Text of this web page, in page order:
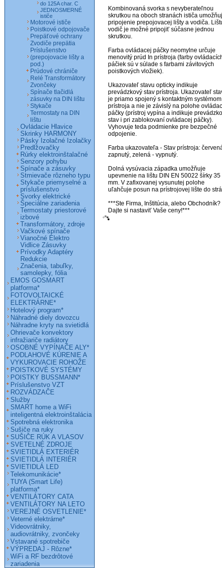
Kombinovaná svorka s nevyberateľnou
skrutkou na oboch stranách ističa
pripojenie prepojovacej lišty a vodiča.
vodič je možné pripojiť súčasne jednou
skrutkou.
Farba ovládacej páčky neomylne určuje
menovitý prúd In prístroja (farby
páčiek sú v súlade s farbami závitových
poistkových vložiek).
Ukazovateľ stavu opticky indikuje
prevádzkový stav prístroja. Ukazovateľ
je priamo spojený s kontaktným systémom
prístroja a nie je závislý na polohe
páčky (prístroj vypína a indikuje
stav i pri zablokovaní ovládacej páčky).
Vyhovuje teda podmienke pre bezpečné
odpojenie.
Farba ukazovateľa - Stav prístroja:
zapnutý, zelená - vypnutý.
Dolná vysúvacia západka umožňuje
upevnenie na lištu DIN EN 50022 šírky 35
mm. V zafixovanej vysunutej polohe
uľahčuje posun na prístrojovej lište do
***Ste Firma, Inštitúcia, alebo Obchodník?
do 125A char. C
JEDNOSMERNÉ
ističe
Motorové ističe
Poistkové odpojovače
Prepäťové ochrany
Zvodiče prepätia
Príslušenstvo
(prepojovacie lišty a
pod.)
Prúdové chrániče
Relé Transformátory
Zvončeky
Spínače tlačidlá
zásuvky na DIN lištu
Stykače
Termostaty na DIN
lištu
Ovládacie Hlavice
Skrinky HARMONY
Pásky Izolačné Izolačky
Predlžovačky
Rúrky elektroinštalačné
Senzory pohybu
Spínače a zásuvky
Stmievače rôzneho typu
Stykače priemyselné a
príslušenstvo
Svorky elektrické
Špeciálne zariadenia
Termostaty priestorové
izbové
Transformátory, zdroje
Vačkové spínače
Vianočné Elektro
Vidlice Zásuvky
Prívodky Adaptéry
Redukcie
Značenia, tabuľky,
samolepky, fólia
EMOS GOSMART
platforma*
FOTOVOLTAICKÉ
ELEKTRÁRNE*
Hotelový program*
Náhradné diely dovozcu
Náhradne kryty na svietidlá
Ohrievače konvektory
infražiariče radiátory
OSOBNÉ VYPÍNAČE ALY*
PODLAHOVÉ KÚRENIE A
VYKUROVACIE ROHOŽE
POISTKOVÉ SYSTÉMY
POISTKY BUSSMANN*
Príslušenstvo VZT
ROZVÁDZAČE
Služby
SMART home a WiFi
inteligentná elektroinštalácia
Spotrebná elektronika
Sušiče na ruky
SUŠIČE RÚK A VLASOV
SVETELNÉ ZDROJE
SVIETIDLÁ EXTERIÉR
SVIETIDLÁ INTERIÉR
SVIETIDLÁ LED
Telekomunikácie*
TUYA (Smart Life)
platforma*
VENTILÁTORY CATA
VENTILÁTORY NA LETO
VEREJNÉ OSVETLENIE*
Veterné elektrárne*
Videovrátniky,
audiovrátniky, zvončeky
Vstavané spotrebiče
VÝPREDAJ - Rôzne*
WiFi a RF bezdrôtové
zariadenia